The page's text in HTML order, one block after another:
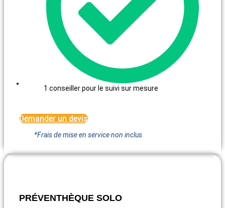
1 conseiller pour le suivi sur mesure
Demander un devis
*Frais de mise en service non inclus
PRÉVENTHÈQUE SOLO